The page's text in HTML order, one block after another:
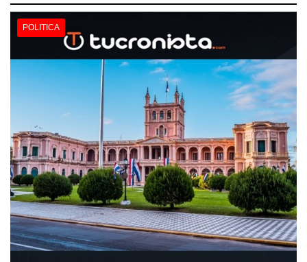
POLITICA